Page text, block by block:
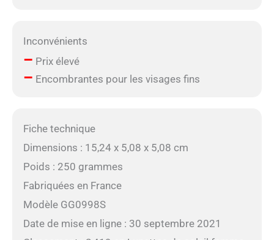
Inconvénients
– Prix élevé
– Encombrantes pour les visages fins
Fiche technique
Dimensions : 15,24 x 5,08 x 5,08 cm
Poids : 250 grammes
Fabriquées en France
Modèle GG0998S
Date de mise en ligne : 30 septembre 2021